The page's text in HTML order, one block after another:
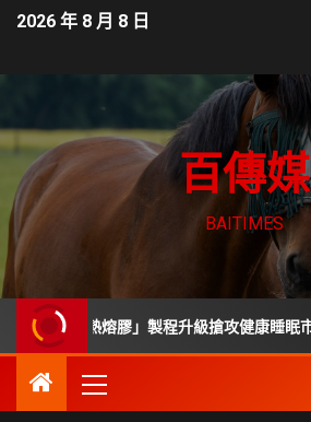
2026 年 8 月 8 日
百傳媒
BAITIMES
毒熱熔膠」製程升級搶攻健康睡眠市場